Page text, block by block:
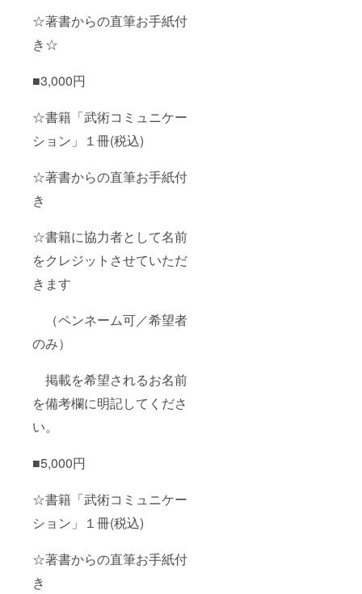
☆著書からの直筆お手紙付
き☆
■3,000円
☆書籍「武術コミュニケー
ション」１冊(税込)
☆著書からの直筆お手紙付
き
☆書籍に協力者として名前
をクレジットさせていただ
きます
（ペンネーム可／希望者
のみ）
掲載を希望されるお名前
を備考欄に明記してくださ
い。
■5,000円
☆書籍「武術コミュニケー
ション」１冊(税込)
☆著書からの直筆お手紙付
き